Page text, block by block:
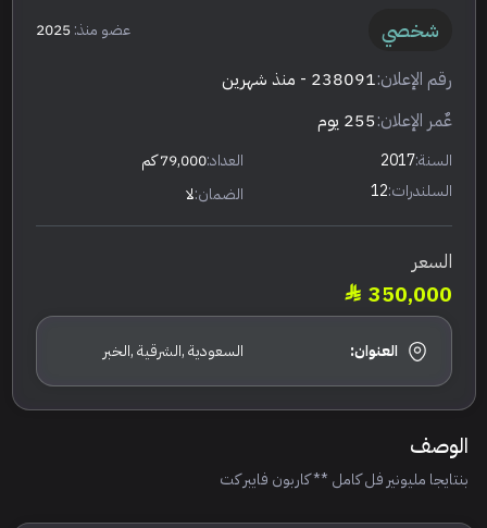
شخصي عضو منذ:2025
رقم الإعلان:238091 - منذ شهرين
عٌمر الإعلان:255 يوم
السنة:2017 العداد:79,000 كم
السلندرات:12 الضمان:لا
السعر
350,000
العنوان: السعودية ,الشرقية ,الخبر
الوصف
بنتايجا مليونير فل كامل ** كاربون فايبر كت